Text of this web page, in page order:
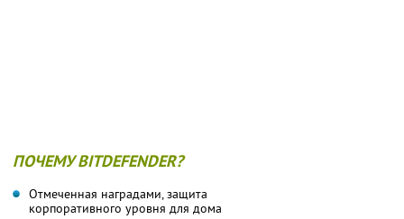
ПОЧЕМУ BITDEFENDER?
Отмеченная наградами, защита
корпоративного уровня для дома